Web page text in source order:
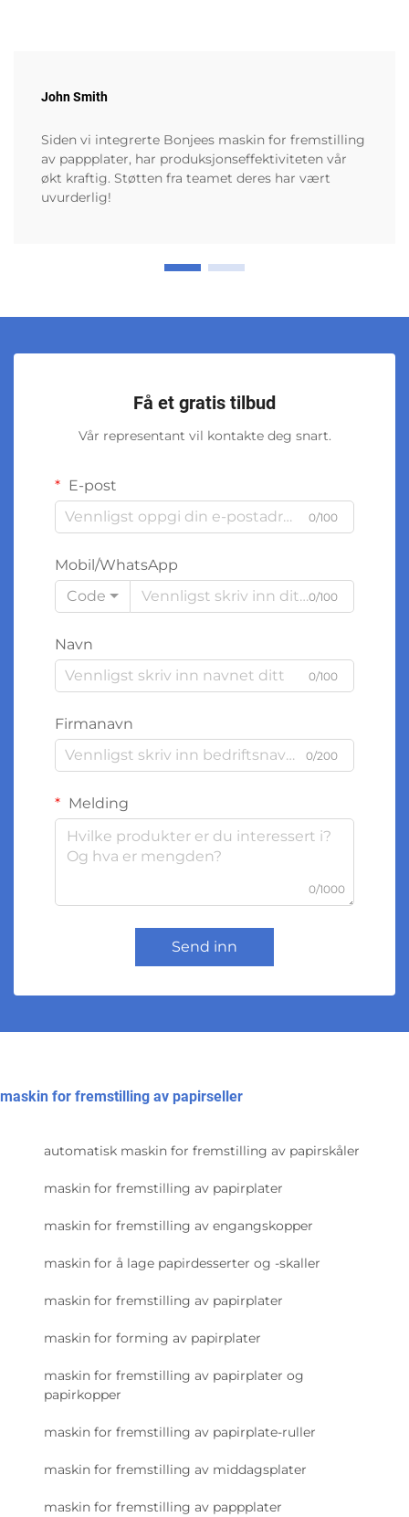
John Smith
Siden vi integrerte Bonjees maskin for fremstilling
av pappplater, har produksjonseffektiviteten vår
økt kraftig. Støtten fra teamet deres har vært
uvurderlig!
Få et gratis tilbud
Vår representant vil kontakte deg snart.
E-post
0/100
Mobil/WhatsApp
Code
0/100
Navn
0/100
Firmanavn
0/200
Melding
0/1000
Send inn
maskin for fremstilling av papirseller
automatisk maskin for fremstilling av papirskåler
maskin for fremstilling av papirplater
maskin for fremstilling av engangskopper
maskin for å lage papirdesserter og -skaller
maskin for fremstilling av papirplater
maskin for forming av papirplater
maskin for fremstilling av papirplater og
papirkopper
maskin for fremstilling av papirplate-ruller
maskin for fremstilling av middagsplater
maskin for fremstilling av pappplater